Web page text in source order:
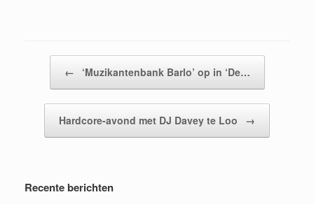
← ‘Muzikantenbank Barlo’ op in ‘De…
Hardcore-avond met DJ Davey te Loo →
Recente berichten